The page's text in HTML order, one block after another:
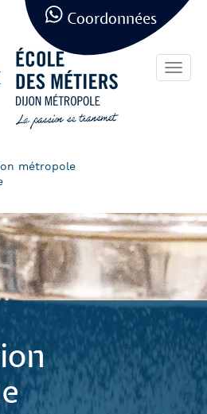
cookies
Coordonnées
métropole